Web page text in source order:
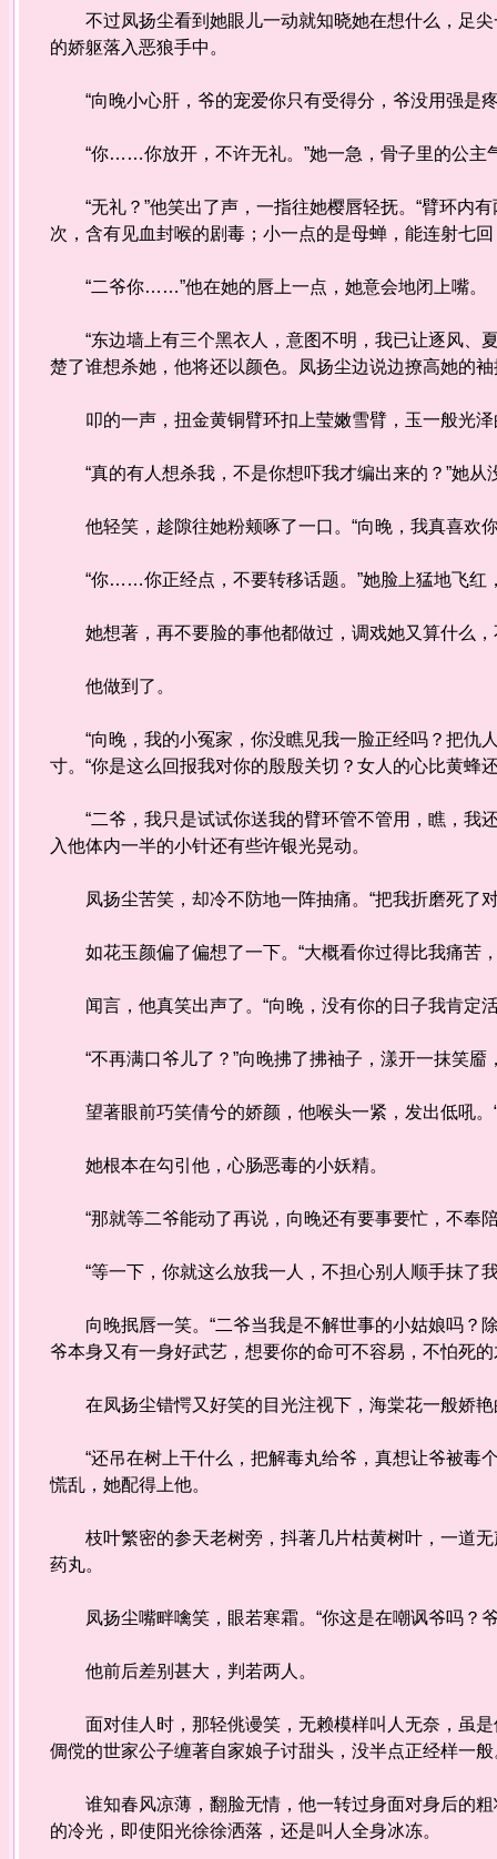
不过凤扬尘看到她眼儿一动就知晓她在想什么，足尖
的娇躯落入恶狼手中。
“向晚小心肝，爷的宠爱你只有受得分，爷没用强是
“你……你放开，不许无礼。”她一急，骨子里的公主
“无礼？”他笑出了声，一指往她樱唇轻抚。“臂环内
次，含有见血封喉的剧毒；小一点的是母蝉，能连射七
“二爷你……”他在她的唇上一点，她意会地闭上嘴。
“东边墙上有三个黑衣人，意图不明，我已让逐风、
楚了谁想杀她，他将还以颜色。凤扬尘边说边撩高她的
叩的一声，扭金黄铜臂环扣上莹嫩雪臂，玉一般光泽
“真的有人想杀我，不是你想吓我才编出来的？”她从
他轻笑，趁隙往她粉颊啄了一口。“向晚，我真喜欢
“你……你正经点，不要转移话题。”她脸上猛地飞红
她想著，再不要脸的事他都做过，调戏她又算什么，
他做到了。
“向晚，我的小冤家，你没瞧见我一脸正经吗？把仇
寸。“你是这么回报我对你的殷殷关切？女人的心比黄蜂
“二爷，我只是试试你送我的臂环管不管用，瞧，我
入他体内一半的小针还有些许银光晃动。
凤扬尘苦笑，却冷不防地一阵抽痛。“把我折磨死了
如花玉颜偏了偏想了一下。“大概看你过得比我痛苦
闻言，他真笑出声了。“向晚，没有你的日子我肯定
“不再满口爷儿了？”向晚拂了拂袖子，漾开一抹笑靥
望著眼前巧笑倩兮的娇颜，他喉头一紧，发出低吼。
她根本在勾引他，心肠恶毒的小妖精。
“那就等二爷能动了再说，向晚还有要事要忙，不奉
“等一下，你就这么放我一人，不担心别人顺手抹了
向晚抿唇一笑。“二爷当我是不解世事的小姑娘吗？
爷本身又有一身好武艺，想要你的命可不容易，不怕死的
在凤扬尘错愕又好笑的目光注视下，海棠花一般娇艳
“还吊在树上干什么，把解毒丸给爷，真想让爷被毒
慌乱，她配得上他。
枝叶繁密的参天老树旁，抖著几片枯黄树叶，一道无
药丸。
凤扬尘嘴畔噙笑，眼若寒霜。“你这是在嘲讽爷吗？
他前后差别甚大，判若两人。
面对佳人时，那轻佻谩笑，无赖模样叫人无奈，虽是
倜傥的世家公子缠著自家娘子讨甜头，没半点正经样一
谁知春风凉薄，翻脸无情，他一转过身面对身后的粗
的冷光，即使阳光徐徐洒落，还是叫人全身冰冻。